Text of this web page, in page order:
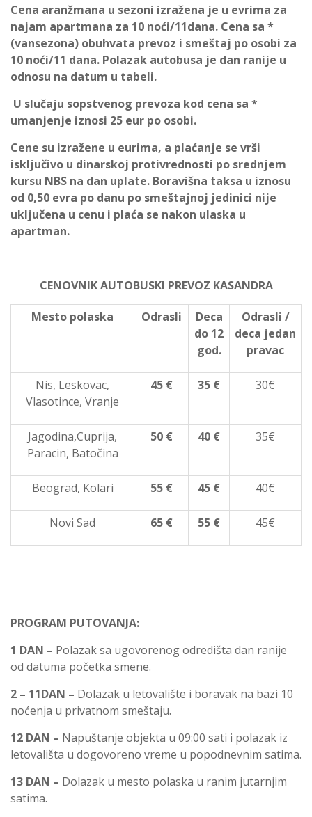
Cena aranžmana u sezoni izražena je u evrima za
najam apartmana za 10 noći/11dana. Cena sa *
(vansezona) obuhvata prevoz i smeštaj po osobi za
10 noći/11 dana. Polazak autobusa je dan ranije u
odnosu na datum u tabeli.
U slučaju sopstvenog prevoza kod cena sa *
umanjenje iznosi 25 eur po osobi.
Cene su izražene u eurima, a plaćanje se vrši
isključivo u dinarskoj protivrednosti po srednjem
kursu NBS na dan uplate. Boravišna taksa u iznosu
od 0,50 evra po danu po smeštajnoj jedinici nije
uključena u cenu i plaća se nakon ulaska u
apartman.
CENOVNIK AUTOBUSKI PREVOZ KASANDRA
Mesto polaska Odrasli
Deca
do 12
god.
Odrasli /
deca jedan
pravac
Nis, Leskovac,
Vlasotince, Vranje
45 € 35 € 30€
Jagodina,Cuprija,
Paracin, Batočina
50 € 40 € 35€
Beograd, Kolari 55 € 45 € 40€
Novi Sad 65 € 55 € 45€
PROGRAM PUTOVANJA:
1 DAN – Polazak sa ugovorenog odredišta dan ranije
od datuma početka smene.
2 – 11DAN – Dolazak u letovalište i boravak na bazi 10
noćenja u privatnom smeštaju.
12 DAN – Napuštanje objekta u 09:00 sati i polazak iz
letovališta u dogovoreno vreme u popodnevnim satima.
13 DAN – Dolazak u mesto polaska u ranim jutarnjim
satima.